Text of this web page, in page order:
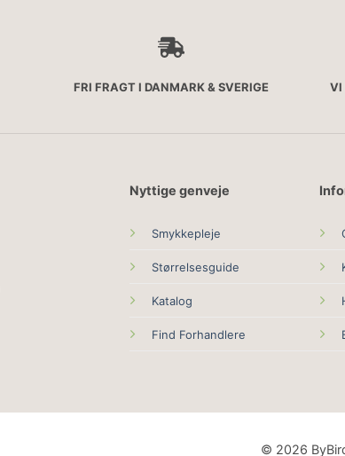
FRI FRAGT I DANMARK & SVERIGE VI
Nyttige genveje
Smykkepleje
Størrelsesguide
Katalog
Find Forhandlere
© 2026